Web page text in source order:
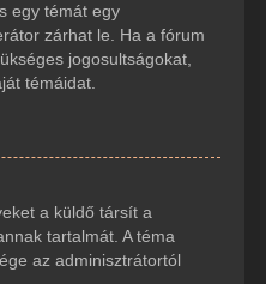
egy témát egy
zárhat le. Ha a fórum
jogosultságokat,
témáidat.
a küldő társít a
tartalmát. A téma
az adminisztrátortól